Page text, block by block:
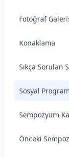
Fotoğraf
Konaklama
Sıkça Sorulan
Sosyal Program
Sempozyum
Önceki